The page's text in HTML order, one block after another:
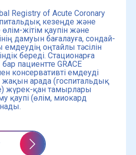
Registry of Acute Coronary
кезеңде және
өлім-жітім қаупін және
дамуын бағалауға, сондай-
емдеудің оңтайлы тәсілін
береді. Стационарға
пациентте GRACE
консервативті емдеуді
арада (госпитальдық
жүрек-қан тамырлары
қаупі (өлім, миокард